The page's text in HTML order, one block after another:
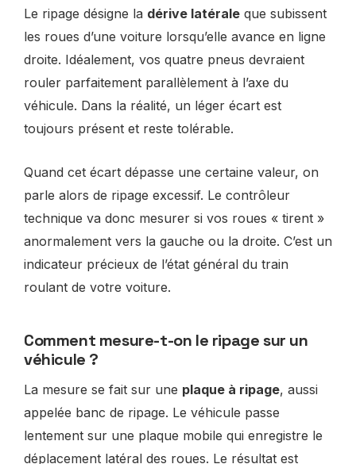
Le ripage désigne la dérive latérale que subissent
les roues d’une voiture lorsqu’elle avance en ligne
droite. Idéalement, vos quatre pneus devraient
rouler parfaitement parallèlement à l’axe du
véhicule. Dans la réalité, un léger écart est
toujours présent et reste tolérable.
Quand cet écart dépasse une certaine valeur, on
parle alors de ripage excessif. Le contrôleur
technique va donc mesurer si vos roues « tirent »
anormalement vers la gauche ou la droite. C’est un
indicateur précieux de l’état général du train
roulant de votre voiture.
Comment mesure-t-on le ripage sur un
véhicule ?
La mesure se fait sur une plaque à ripage, aussi
appelée banc de ripage. Le véhicule passe
lentement sur une plaque mobile qui enregistre le
déplacement latéral des roues. Le résultat est